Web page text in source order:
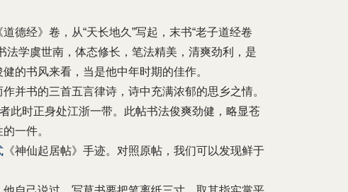
德经》卷，从“天长地久”写起，末书“老子道经卷
法学虞世南，体态修长，笔法精美，清爽劲利，是
的书风来看，当是他中年时期的佳作。
作并书的三首五言律诗，诗中充满浓郁的思乡之情。
此时正身处江浙一带。此帖书法俊爽劲健，略显苍
一件。
《神仙起居帖》手迹。对照原帖，我们可以发现鲜于